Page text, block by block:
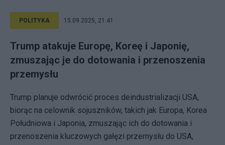
POLITYKA 15.09.2025, 21:41
Trump atakuje Europę, Koreę i Japonię,
zmuszając je do dotowania i przenoszenia
przemysłu
Trump planuje odwrócić proces deindustrializacji USA,
biorąc na celownik sojuszników, takich jak Europa, Korea
Południowa i Japonia, zmuszając ich do dotowania i
przenoszenia kluczowych gałęzi przemysłu do USA,